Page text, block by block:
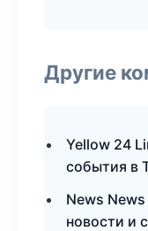
Другие
Yellow 24
события в
News
новости и